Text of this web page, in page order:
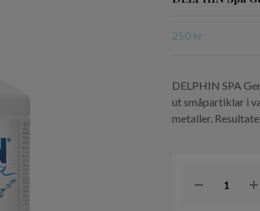
250 kr
DELPHIN SPA
ut småpartiklar i
metaller.